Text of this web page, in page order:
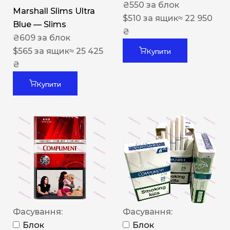
Marshall Slims Ultra
Blue — Slims
₴609 за блок
$565 за ящик≈ 25 425
₴
Купити
₴550 за блок
$510 за ящик≈ 22 950
₴
Купити
Фасування:
Блок
Фасування:
Блок